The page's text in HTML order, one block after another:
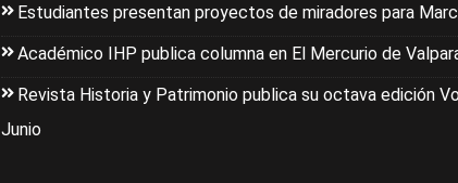
Estudiantes presentan proyectos de miradores para
Académico IHP publica columna en El Mercurio de
Revista Historia y Patrimonio publica su octava edición
Junio